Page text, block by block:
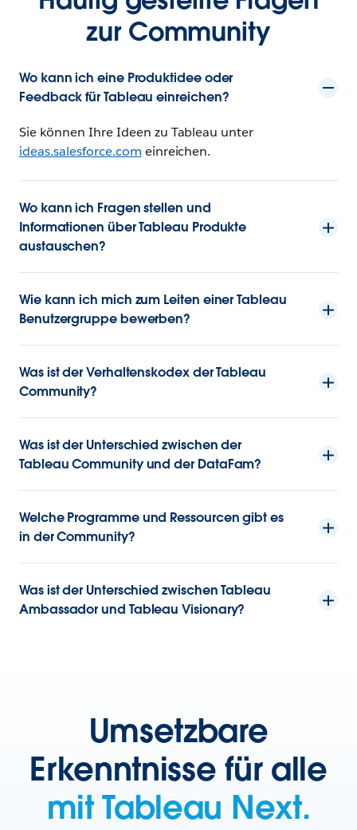
zur Community
Wo kann ich eine Produktidee oder
Feedback für Tableau einreichen?
Sie können Ihre Ideen zu Tableau unter
ideas.salesforce.com einreichen.
Wo kann ich Fragen stellen und
Informationen über Tableau Produkte
austauschen?
Wie kann ich mich zum Leiten einer Tableau
Benutzergruppe bewerben?
Was ist der Verhaltenskodex der Tableau
Community?
Was ist der Unterschied zwischen der
Tableau Community und der DataFam?
Welche Programme und Ressourcen gibt es
in der Community?
Was ist der Unterschied zwischen Tableau
Ambassador und Tableau Visionary?
Umsetzbare
Erkenntnisse für alle
mit Tableau Next.